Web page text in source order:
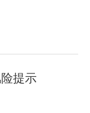
提示